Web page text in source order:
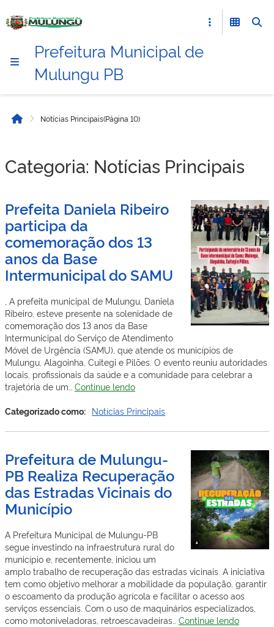
Prefeitura Municipal de
Mulungu PB
InícioNotícias Principais(Página 10)
Categoria: Notícias Principais
Prefeita Daniela Ribeiro
participa da
comemoração dos 13
anos da Base
Intermunicipal do SAMU
, A prefeita municipal de Mulungu, Daniela
Ribeiro, esteve presente na solenidade de
comemoração dos 13 anos da Base
Intermunicipal do Serviço de Atendimento
Móvel de Urgência (SAMU), que atende os municípios de
Mulungu, Alagoinha, Cuitegi e Pilões. O evento reuniu autoridades
locais, profissionais da saúde e a comunidade para celebrar a
trajetória de um… Continue lendoPrefeita
Ribeiro
da
dos
13
anos
da
Intermunicipal
do
SAMU
Categorizado como: Notícias Principais
Prefeitura de Mulungu-
PB Realiza Recuperação
das Estradas Vicinais do
Município
A Prefeitura Municipal de Mulungu-PB
segue investindo na infraestrutura rural do
município e, recentemente, iniciou um
amplo trabalho de recuperação das estradas vicinais. A iniciativa
tem como objetivo melhorar a mobilidade da população, garantir
o escoamento da produção agrícola e facilitar o acesso aos
serviços essenciais. Com o uso de maquinários especializados,
como motoniveladoras, retroescavadeiras… Continue lendo